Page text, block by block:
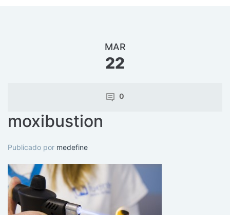
MAR
22
0
moxibustion
Publicado por medefine